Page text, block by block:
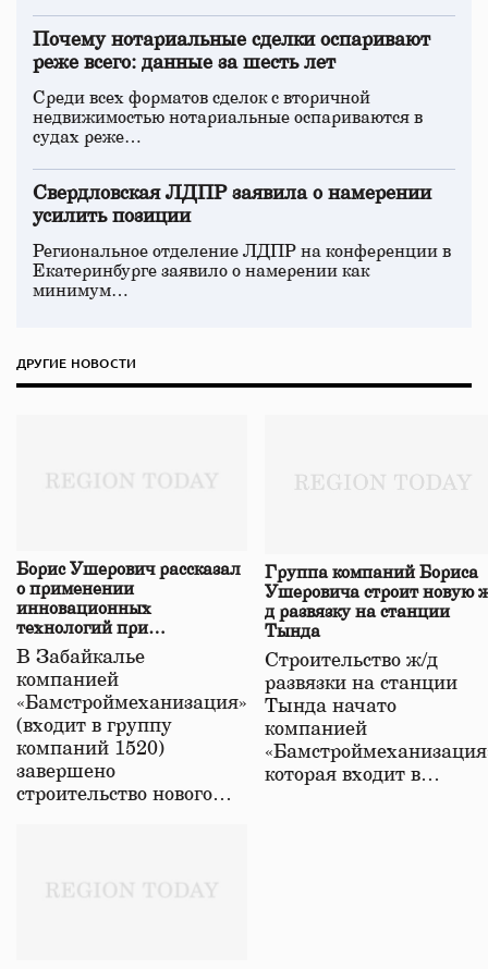
Почему нотариальные сделки оспаривают
реже всего: данные за шесть лет
Среди всех форматов сделок с вторичной
недвижимостью нотариальные оспариваются в
судах реже…
Свердловская ЛДПР заявила о намерении
усилить позиции
Региональное отделение ЛДПР на конференции в
Екатеринбурге заявило о намерении как
минимум…
ДРУГИЕ НОВОСТИ
Борис Ушерович рассказал
о применении
инновационных
технологий при
строительстве нового моста
в Забайкалье
В Забайкалье
компанией
«Бамстроймеханизация»
(входит в группу
компаний 1520)
завершено
строительство нового…
Группа компаний Бориса
Ушеровича строит новую
д развязку на станции
Тында
Строительство ж/д
развязки на станции
Тында начато
компанией
которая входит в…